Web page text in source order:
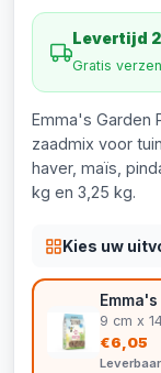
Levertijd
Gratis
Emma's Garden
zaadmix voor
haver, maïs,
kg en 3,25 kg.
Kies uw
9 cm x
€6,05
Leverbaar